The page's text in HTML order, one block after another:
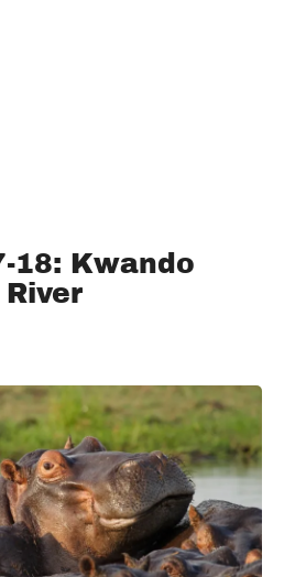
18: Kwando
River